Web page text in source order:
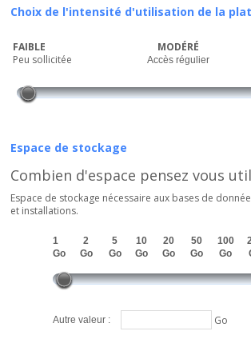
Choix de l'intensité d'utilisation de la
FAIBLE
Peu sollicitée
MODÉRÉ
Accès régulier
Espace de stockage
Combien d'espace pensez vous
Espace de stockage nécessaire aux bases de
et installations.
1
Go
2
Go
5
Go
10
Go
20
Go
50
Go
100
Go
Autre valeur : Go